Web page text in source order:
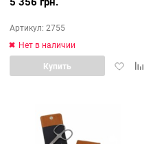
Артикул: 2755
Нет в наличии
Купить